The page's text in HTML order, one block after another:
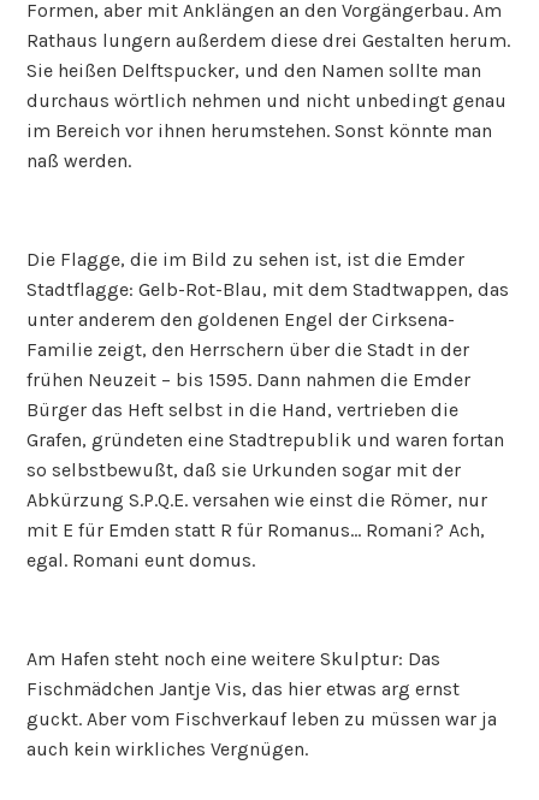
Formen, aber mit Anklängen an den Vorgängerbau. Am
Rathaus lungern außerdem diese drei Gestalten herum.
Sie heißen Delftspucker, und den Namen sollte man
durchaus wörtlich nehmen und nicht unbedingt genau
im Bereich vor ihnen herumstehen. Sonst könnte man
naß werden.
Die Flagge, die im Bild zu sehen ist, ist die Emder
Stadtflagge: Gelb-Rot-Blau, mit dem Stadtwappen, das
unter anderem den goldenen Engel der Cirksena-
Familie zeigt, den Herrschern über die Stadt in der
frühen Neuzeit – bis 1595. Dann nahmen die Emder
Bürger das Heft selbst in die Hand, vertrieben die
Grafen, gründeten eine Stadtrepublik und waren fortan
so selbstbewußt, daß sie Urkunden sogar mit der
Abkürzung S.P.Q.E. versahen wie einst die Römer, nur
mit E für Emden statt R für Romanus… Romani? Ach,
egal. Romani eunt domus.
Am Hafen steht noch eine weitere Skulptur: Das
Fischmädchen Jantje Vis, das hier etwas arg ernst
guckt. Aber vom Fischverkauf leben zu müssen war ja
auch kein wirkliches Vergnügen.